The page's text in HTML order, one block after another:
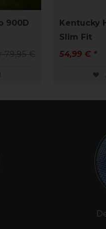
900D
79,95 €
Kentucky
Slim Fit
54,99 € *